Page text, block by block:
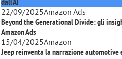
22/09/2025Amazon Ads
Beyond the Generational Divide: gli
Amazon Ads
15/04/2025Amazon
Jeep reinventa la narrazione automotive